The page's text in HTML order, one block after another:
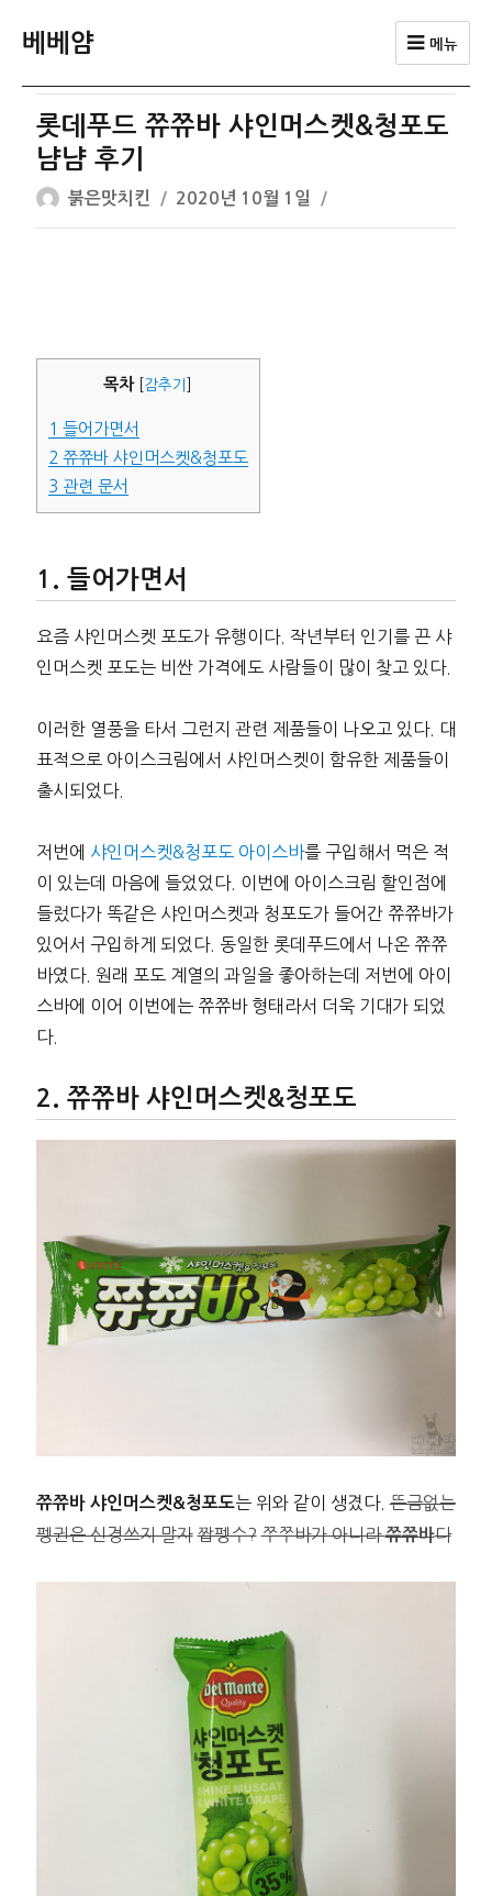
베베얌 메뉴
롯데푸드 쮸쮸바 샤인머스켓&청포도
냠냠 후기
글
쓴
붉은맛치킨
작
성
2020년 10월 1일
목차 감추기
1 들어가면서
2 쮸쮸바 샤인머스켓&청포도
3 관련 문서
들어가면서
요즘 샤인머스켓 포도가 유행이다. 작년부터 인기를 끈 샤
인머스켓 포도는 비싼 가격에도 사람들이 많이 찾고 있다.
이러한 열풍을 타서 그런지 관련 제품들이 나오고 있다. 대
표적으로 아이스크림에서 샤인머스켓이 함유한 제품들이
출시되었다.
저번에 샤인머스켓&청포도 아이스바를 구입해서 먹은 적
이 있는데 마음에 들었었다. 이번에 아이스크림 할인점에
들렀다가 똑같은 샤인머스켓과 청포도가 들어간 쮸쮸바가
있어서 구입하게 되었다. 동일한 롯데푸드에서 나온 쮸쮸
바였다. 원래 포도 계열의 과일을 좋아하는데 저번에 아이
스바에 이어 이번에는 쮸쮸바 형태라서 더욱 기대가 되었
다.
쮸쮸바 샤인머스켓&청포도
쮸쮸바 샤인머스켓&청포도는 위와 같이 생겼다.뜬금없는
펭귄은 신경쓰지 말자 짭펭수? 쭈쭈바가 아니라쮸쮸바다